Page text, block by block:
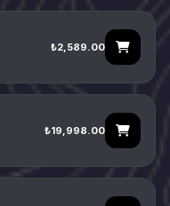
₺2,589.00
₺19,998.00